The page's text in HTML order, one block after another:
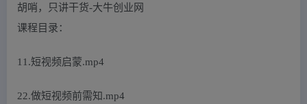
课程目录：
11.短视频启蒙.mp4
22.做短视频前需知.mp4